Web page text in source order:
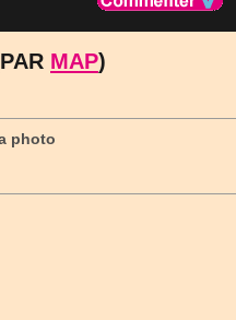
MAP)
photo